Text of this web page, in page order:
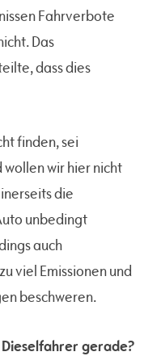
Fahrverbote
Das
dass dies
finden, sei
wir hier nicht
die
unbedingt
auch
viel Emissionen und
beschweren.
gerade?